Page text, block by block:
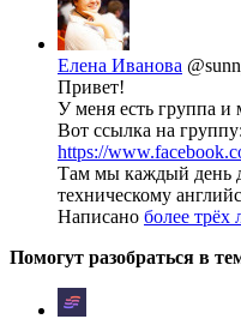
Елена Иванова
Привет!
У меня есть группа и
Вот ссылка на группу:
https://
Там мы каждый день
техническому
Написано более трёх
Помогут разобраться в